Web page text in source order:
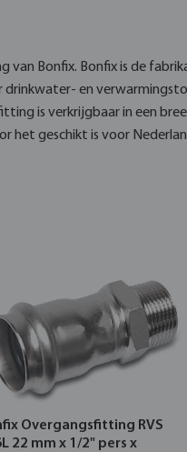
van Bonfix. Bonfix is de
en
is verkrijgbaar in een
het geschikt is voor
Overgangsfitting RVS
22 mm x 1/2" pers x